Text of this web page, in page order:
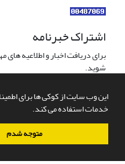
این وب سایت از کوکی ها برای
خدمات استفاده می کند.
متوجه شدم
اشتراک خبرنامه
برای دریافت اخبار و اطلاعیه
شوید.
سامانه مدیریت نشریات علمی.